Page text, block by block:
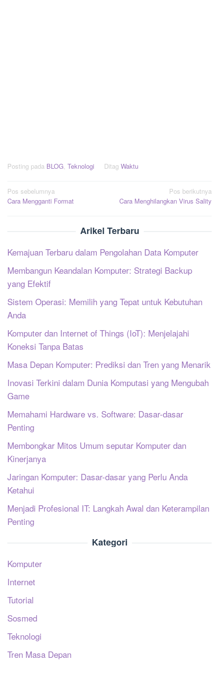
Posting pada BLOG, Teknologi Ditag Waktu
Navigasi
pos
Pos sebelumnya
Cara Mengganti Format
Pos berikutnya
Cara Menghilangkan Virus Sality
Arikel Terbaru
Kemajuan Terbaru dalam Pengolahan Data Komputer
Membangun Keandalan Komputer: Strategi Backup
yang Efektif
Sistem Operasi: Memilih yang Tepat untuk Kebutuhan
Anda
Komputer dan Internet of Things (IoT): Menjelajahi
Koneksi Tanpa Batas
Masa Depan Komputer: Prediksi dan Tren yang Menarik
Inovasi Terkini dalam Dunia Komputasi yang Mengubah
Game
Memahami Hardware vs. Software: Dasar-dasar
Penting
Membongkar Mitos Umum seputar Komputer dan
Kinerjanya
Jaringan Komputer: Dasar-dasar yang Perlu Anda
Ketahui
Menjadi Profesional IT: Langkah Awal dan Keterampilan
Penting
Kategori
Komputer
Internet
Tutorial
Sosmed
Teknologi
Tren Masa Depan